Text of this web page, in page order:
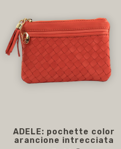
ADELE: pochette color
arancione intrecciata